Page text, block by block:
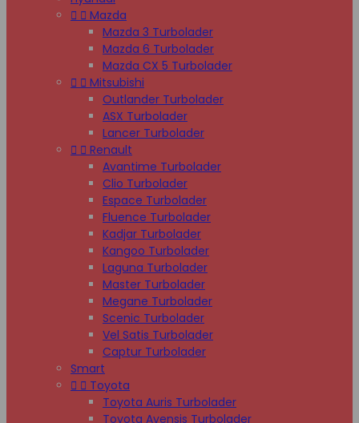
  Mazda
Mazda 3 Turbolader
Mazda 6 Turbolader
Mazda CX 5 Turbolader
  Mitsubishi
Outlander Turbolader
ASX Turbolader
Lancer Turbolader
  Renault
Avantime Turbolader
Clio Turbolader
Espace Turbolader
Fluence Turbolader
Kadjar Turbolader
Kangoo Turbolader
Laguna Turbolader
Master Turbolader
Megane Turbolader
Scenic Turbolader
Vel Satis Turbolader
Captur Turbolader
Smart
  Toyota
Toyota Auris Turbolader
Toyota Avensis Turbolader